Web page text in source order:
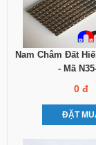
Nam Châm Đất
- Mã
0 đ
ĐẶT